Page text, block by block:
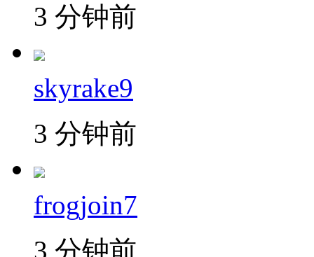
3 分钟前
skyrake9
3 分钟前
frogjoin7
3 分钟前